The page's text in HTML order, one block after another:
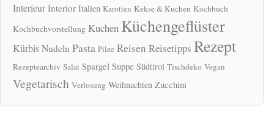
Interieur Interior Italien Karotten Kekse & Kuchen Kochbuch
Kochbuchvorstellung Kuchen Küchengeflüster
KürbisNudeln Pasta Pilze Reisen Reisetipps Rezept
Rezeptearchiv Salat Spargel Suppe Südtirol Tischdeko Vegan
Vegetarisch Verlosung Weihnachten Zucchini